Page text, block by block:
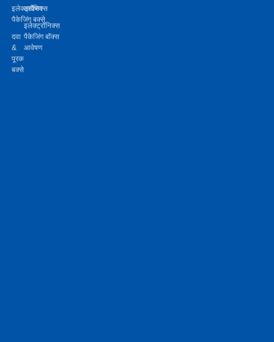
इलेक्ट्रॉनिक्स
पैकेजिंग बक्से
दवा
&
पूरक
बॉक्स
आवेषण
इलेक्ट्रॉनिक्स
पैकेजिंग बॉक्स
आवेषण